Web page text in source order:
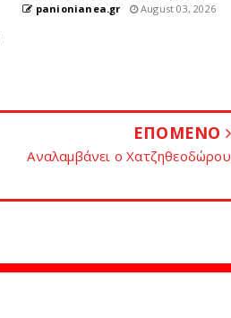
panionianea.gr August 03, 2026
ΕΠΟΜΕΝΟ
Αναλαμβάνει o Χατζηθεοδώρου